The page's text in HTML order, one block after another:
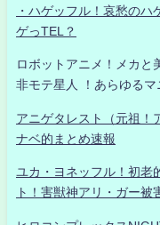
・ハゲッフル！哀愁の
ゲっTEL？
ロボットアニメ！メカと
非モテ星人 ！あらゆる
アニゲタレスト（元祖
ナベ的まとめ速報
ユカ・ヨネッフル！初老
ト！害獣神アリ・ガー